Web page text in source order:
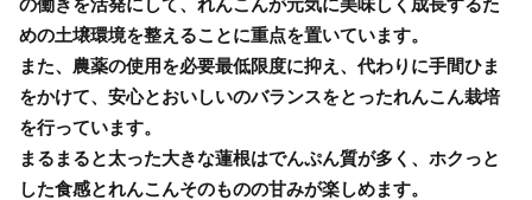
めの土壌環境を整えることに重点を置いています。
また、農薬の使用を必要最低限度に抑え、代わりに手間ひま
をかけて、安心とおいしいのバランスをとったれんこん栽培
を行っています。
まるまると太った大きな蓮根はでんぷん質が多く、ホクっと
した食感とれんこんそのものの甘みが楽しめます。